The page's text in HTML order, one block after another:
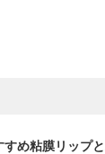
すめ粘膜リップ